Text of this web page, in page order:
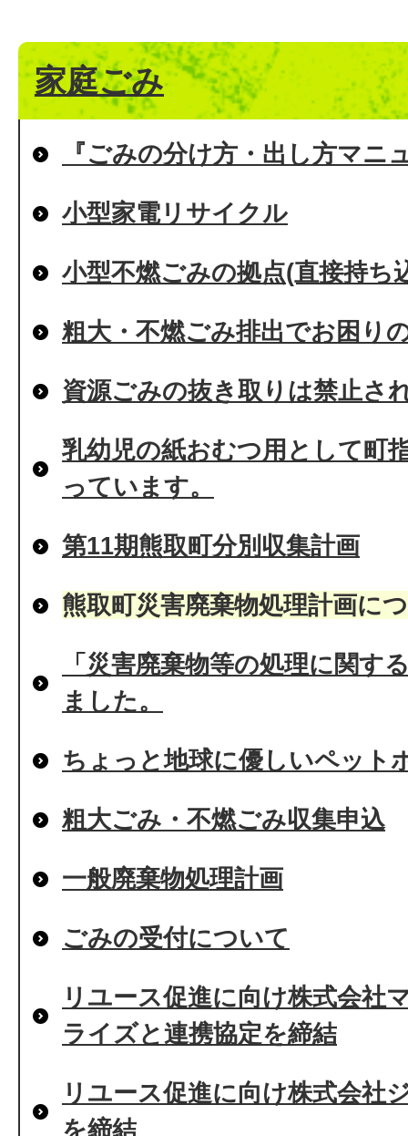
家庭ごみ
『ごみの分け方・出し方マニ
小型家電リサイクル
小型不燃ごみの拠点(直接持ち
粗大・不燃ごみ排出でお困り
資源ごみの抜き取りは禁止さ
乳幼児の紙おむつ用として町
っています。
第11期熊取町分別収集計画
熊取町災害廃棄物処理計画に
「災害廃棄物等の処理に関す
ました。
ちょっと地球に優しいペット
粗大ごみ・不燃ごみ収集申込
一般廃棄物処理計画
ごみの受付について
リユース促進に向け株式会社
ライズと連携協定を締結
リユース促進に向け株式会社
を締結